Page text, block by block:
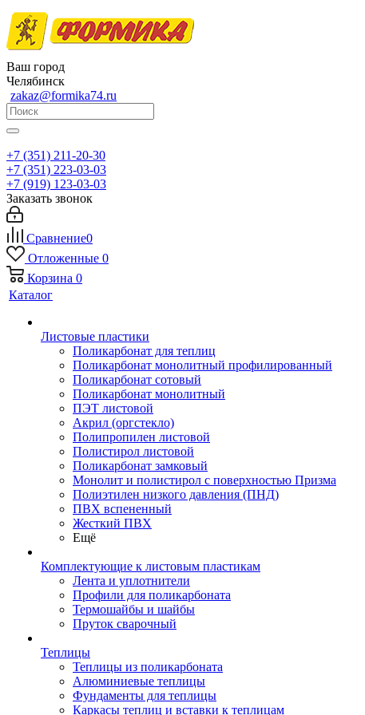
Ваш город
Челябинск
zakaz@formika74.ru
+7 (351) 211-20-30
+7 (351) 223-03-03
+7 (919) 123-03-03
Заказать звонок
Сравнение0
Отложенные 0
Корзина 0
Каталог
Листовые пластики
Поликарбонат для теплиц
Поликарбонат монолитный профилированный
Поликарбонат сотовый
Поликарбонат монолитный
ПЭТ листовой
Акрил (оргстекло)
Полипропилен листовой
Полистирол листовой
Поликарбонат замковый
Монолит и полистирол с поверхностью Призма
Полиэтилен низкого давления (ПНД)
ПВХ вспененный
Жесткий ПВХ
Ещё
Комплектующие к листовым пластикам
Лента и уплотнители
Профили для поликарбоната
Термошайбы и шайбы
Пруток сварочный
Теплицы
Теплицы из поликарбоната
Алюминиевые теплицы
Фундаменты для теплицы
Каркасы теплиц и вставки к теплицам